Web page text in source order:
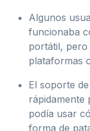
Algunos
funcionaba
portátil,
plataformas
El soporte
rápidamente
podía usar
forma de